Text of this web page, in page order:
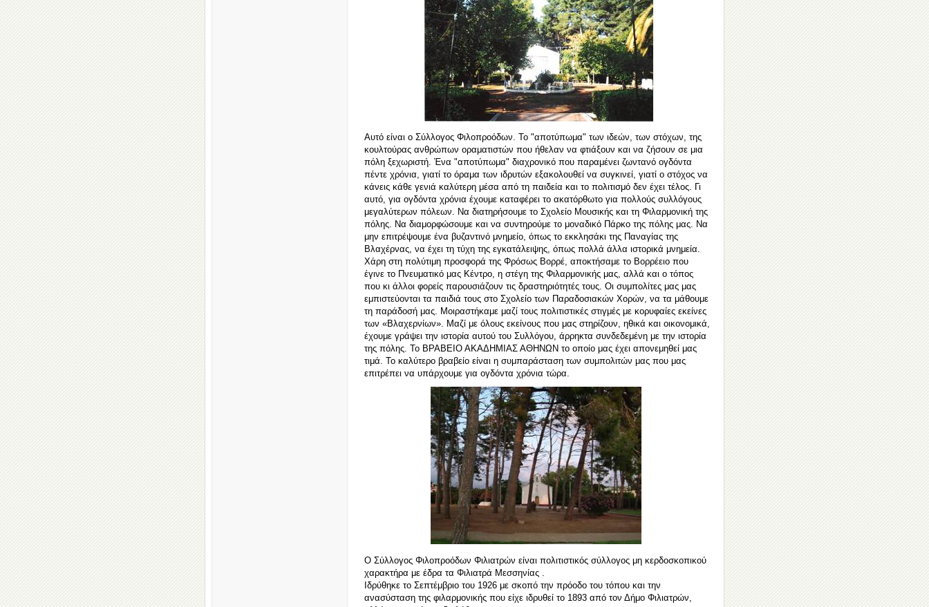
Αυτό είναι ο Σύλλογος Φιλοπροόδων. Το "αποτύπωμα" των ιδεών, των στόχων, της
κουλτούρας ανθρώπων οραματιστών που ήθελαν να φτιάξουν και να ζήσουν σε μια
πόλη ξεχωριστή. Ένα "αποτύπωμα" διαχρονικό που παραμένει ζωντανό ογδόντα
πέντε χρόνια, γιατί το όραμα των ιδρυτών εξακολουθεί να συγκινεί, γιατί ο στόχος να
κάνεις κάθε γενιά καλύτερη μέσα από τη παιδεία και το πολιτισμό δεν έχει τέλος. Γι
αυτό, για ογδόντα χρόνια έχουμε καταφέρει το ακατόρθωτο για πολλούς συλλόγους
μεγαλύτερων πόλεων. Να διατηρήσουμε το Σχολείο Μουσικής και τη Φιλαρμονική της
πόλης. Να διαμορφώσουμε και να συντηρούμε το μοναδικό Πάρκο της πόλης μας. Να
μην επιτρέψουμε ένα βυζαντινό μνημείο, όπως το εκκλησάκι της Παναγίας της
Βλαχέρνας, να έχει τη τύχη της εγκατάλειψης, όπως πολλά άλλα ιστορικά μνημεία.
Χάρη στη πολύτιμη προσφορά της Φρόσως Βορρέ, αποκτήσαμε το Βορρέειο που
έγινε το Πνευματικό μας Κέντρο, η στέγη της Φιλαρμονικής μας, αλλά και ο τόπος
που κι άλλοι φορείς παρουσιάζουν τις δραστηριότητές τους. Οι συμπολίτες μας μας
εμπιστεύονται τα παιδιά τους στο Σχολείο των Παραδοσιακών Χορών, να τα μάθουμε
τη παράδοσή μας. Μοιραστήκαμε μαζί τους πολιτιστικές στιγμές με κορυφαίες εκείνες
των «Βλαχερνίων». Μαζί με όλους εκείνους που μας στηρίζουν, ηθικά και οικονομικά,
έχουμε γράψει την ιστορία αυτού του Συλλόγου, άρρηκτα συνδεδεμένη με την ιστορία
της πόλης. Το ΒΡΑΒΕΙΟ ΑΚΑΔΗΜΙΑΣ ΑΘΗΝΩΝ το οποίο μας έχει απονεμηθεί μας
τιμά. Το καλύτερο βραβείο είναι η συμπαράσταση των συμπολιτών μας που μας
επιτρέπει να υπάρχουμε για ογδόντα χρόνια τώρα.
Ο Σύλλογος Φιλοπροόδων Φιλιατρών είναι πολιτιστικός σύλλογος μη κερδοσκοπικού
χαρακτήρα με έδρα τα Φιλιατρά Μεσσηνίας .
Ιδρύθηκε το Σεπτέμβριο του 1926 με σκοπό την πρόοδο του τόπου και την
ανασύσταση της φιλαρμονικής που είχε ιδρυθεί το 1893 από τον Δήμο Φιλιατρών,